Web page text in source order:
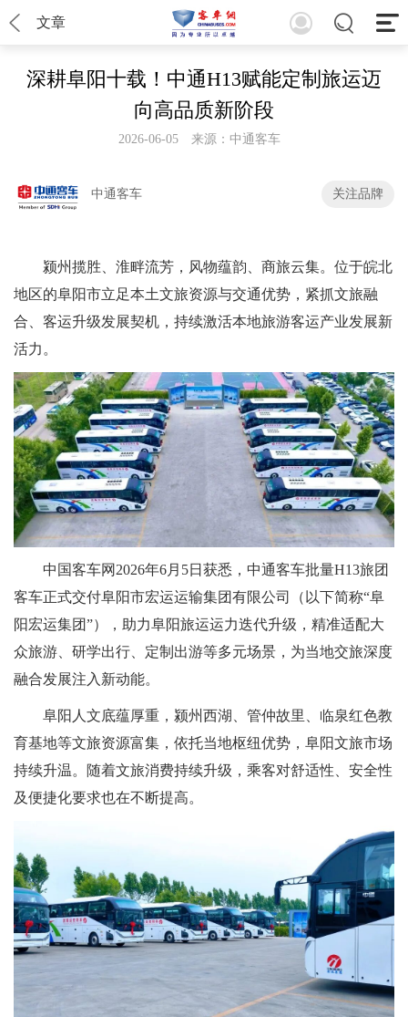
文章
深耕阜阳十载！中通H13赋能定制旅运迈
向高品质新阶段
2026-06-05 来源：中通客车
中通客车 关注品牌
颍州揽胜、淮畔流芳，风物蕴韵、商旅云集。位于皖北
地区的阜阳市立足本土文旅资源与交通优势，紧抓文旅融
合、客运升级发展契机，持续激活本地旅游客运产业发展新
活力。
中国客车网2026年6月5日获悉，中通客车批量H13旅团
客车正式交付阜阳市宏运运输集团有限公司（以下简称“阜
阳宏运集团”），助力阜阳旅运运力迭代升级，精准适配大
众旅游、研学出行、定制出游等多元场景，为当地交旅深度
融合发展注入新动能。
阜阳人文底蕴厚重，颍州西湖、管仲故里、临泉红色教
育基地等文旅资源富集，依托当地枢纽优势，阜阳文旅市场
持续升温。随着文旅消费持续升级，乘客对舒适性、安全性
及便捷化要求也在不断提高。